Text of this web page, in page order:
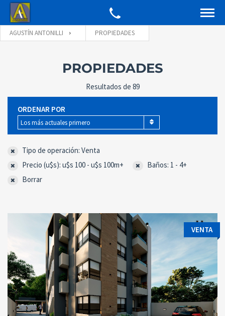
AGUSTÍN ANTONILLI PROPIEDADES
PROPIEDADES
Resultados de 89
ORDENAR POR
Los más actuales primero
Tipo de operación: Venta
Precio (u$s): u$s 100 - u$s 100m+
Baños: 1 - 4+
Borrar
VENTA